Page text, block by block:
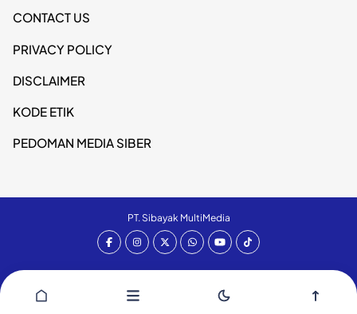
CONTACT US
PRIVACY POLICY
DISCLAIMER
KODE ETIK
PEDOMAN MEDIA SIBER
PT. Sibayak MultiMedia